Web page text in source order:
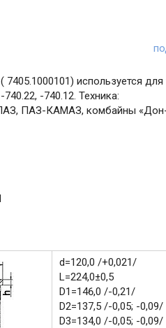
используется
-740.12. Техника:
ПАЗ-КАМАЗ, комбайны «Дон-
d=120,0 /+0,021/
L=224,0±0,5
D1=146,0 /-0,21/
D2=137,5 /-0,05; -0,09/
D3=134,0 /-0,05; -0,09/